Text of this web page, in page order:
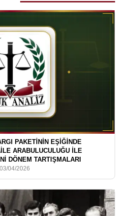
PAKETİNİN EŞİĞİNDE
ARABULUCULUĞU İLE
DÖNEM TARTIŞMALARI
03/04/2026